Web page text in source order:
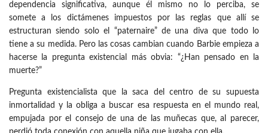
dependencia significativa, aunque él mismo no lo perciba, se
somete a los dictámenes impuestos por las reglas que allí se
estructuran siendo solo el “paternaire” de una diva que todo lo
tiene a su medida. Pero las cosas cambian cuando Barbie empieza a
hacerse la pregunta existencial más obvia: “¿Han pensado en la
muerte?”
Pregunta existencialista que la saca del centro de su supuesta
inmortalidad y la obliga a buscar esa respuesta en el mundo real,
empujada por el consejo de una de las muñecas que, al parecer,